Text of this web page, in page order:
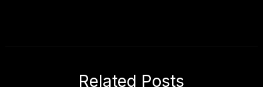
Related Posts